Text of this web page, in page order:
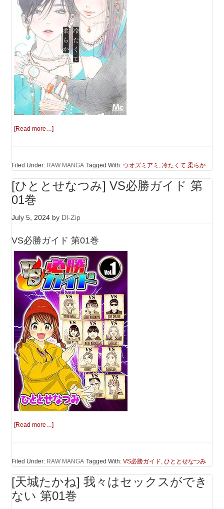
[Read more…]
Filed Under: RAW MANGA Tagged With: ウオズミアミ ,冷たくて 柔らか
[ひととせなつみ] VS必勝ガイド 第
01巻
July 5, 2024 by Dl-Zip
VS必勝ガイド 第01巻
[Read more…]
Filed Under: RAW MANGA Tagged With:VS必勝ガイド,ひととせなつみ
[天城たかね] 我々はセックスができ
ない 第01巻